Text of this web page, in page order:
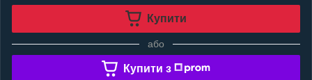
Купити
або
Купити з